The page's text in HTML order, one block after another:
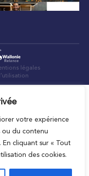
votre expérience
ou du contenu
cliquant sur « Tout
des cookies.
légales